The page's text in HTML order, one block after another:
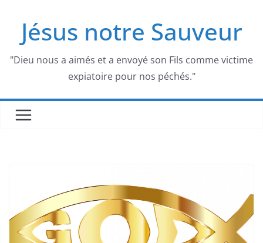
contenuJésus notre Sauveur
"Dieu nous a aimés et a envoyé son Fils comme victime
expiatoire pour nos péchés."